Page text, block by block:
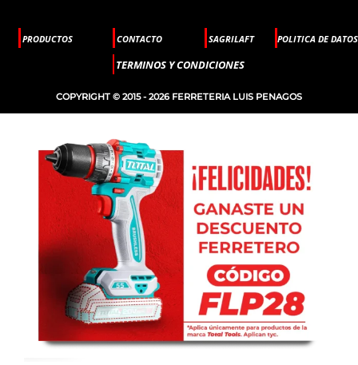
PRODUCTOS CONTACTO SAGRILAFT POLITICA DE DATOS
TERMINOS Y CONDICIONES
COPYRIGHT © 2015 - 2026 FERRETERIA LUIS PENAGOS